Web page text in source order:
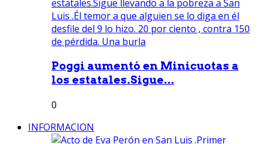
Poggi aumentó en Minicuotas a
los estatales.Sigue...
0
INFORMACION